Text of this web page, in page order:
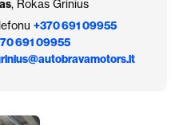
, Rokas Grinius
+370 691 09955
691 09955